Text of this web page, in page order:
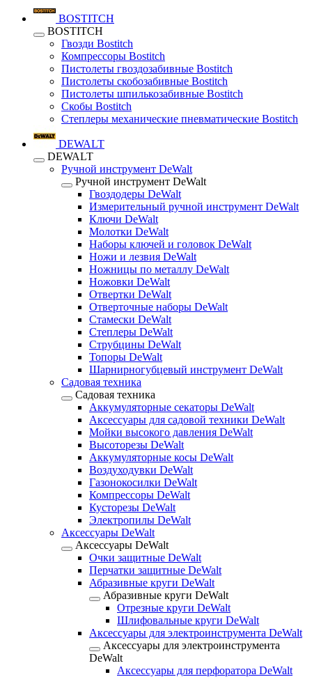
BOSTITCH
BOSTITCH
Гвозди Bostitch
Компрессоры Bostitch
Пистолеты гвоздозабивные Bostitch
Пистолеты скобозабивные Bostitch
Пистолеты шпилькозабивные Bostitch
Скобы Bostitch
Степлеры механические пневматические Bostitch
DEWALT
DEWALT
Ручной инструмент DeWalt
Ручной инструмент DeWalt
Гвоздодеры DeWalt
Измерительный ручной инструмент DeWalt
Ключи DeWalt
Молотки DeWalt
Наборы ключей и головок DeWalt
Ножи и лезвия DeWalt
Ножницы по металлу DeWalt
Ножовки DeWalt
Отвертки DeWalt
Отверточные наборы DeWalt
Стамески DeWalt
Степлеры DeWalt
Струбцины DeWalt
Топоры DeWalt
Шарнирногубцевый инструмент DeWalt
Садовая техника
Садовая техника
Аккумуляторные секаторы DeWalt
Аксессуары для садовой техники DeWalt
Мойки высокого давления DeWalt
Высоторезы DeWalt
Аккумуляторные косы DeWalt
Воздуходувки DeWalt
Газонокосилки DeWalt
Компрессоры DeWalt
Кусторезы DeWalt
Электропилы DeWalt
Аксессуары DeWalt
Аксессуары DeWalt
Очки защитные DeWalt
Перчатки защитные DeWalt
Абразивные круги DeWalt
Абразивные круги DeWalt
Отрезные круги DeWalt
Шлифовальные круги DeWalt
Аксессуары для электроинструмента DeWalt
Аксессуары для электроинструмента
DeWalt
Аксессуары для перфоратора DeWalt